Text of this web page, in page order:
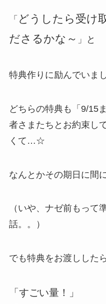
「 どうしたら受け
ださるかな～ 」と
特典作りに励んでいま
どちらの特典も「9/15
者さまたちとお約束し
くて…☆
なんとかその期日に間
（いや、ナゼ前もって
話。。）
でも特典をお渡しした
「すごい量！」